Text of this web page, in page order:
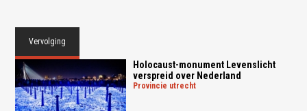
Vervolging
Holocaust-monument Levenslicht
verspreid over Nederland
provincie utrecht